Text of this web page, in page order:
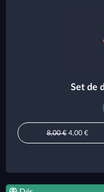
Set de
8,00 €4,00 €